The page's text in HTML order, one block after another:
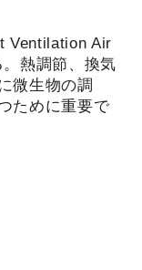
Ventilation Air
熱調節、換気
微生物の調
ために重要で